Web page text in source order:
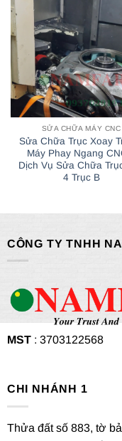
SỬA CHỮA MÁY CNC
Sửa Chữa Trục Xoay
Máy Phay Ngang
Dịch Vụ Sửa Chữa
4 Trục B
CÔNG TY TNHH
MST: 3703122568
CHI NHÁNH 1
Thửa đất số 883, tờ